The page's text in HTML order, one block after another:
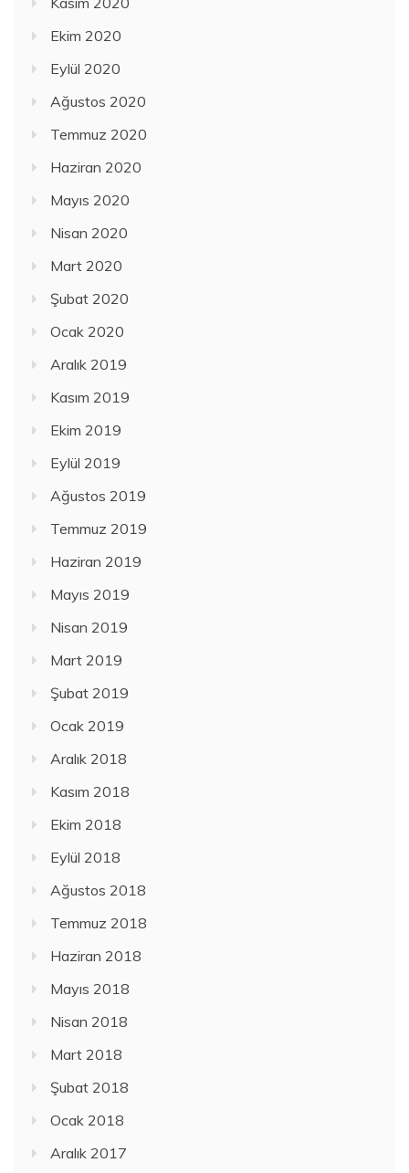
Ekim 2020
Eylül 2020
Ağustos 2020
Temmuz 2020
Haziran 2020
Mayıs 2020
Nisan 2020
Mart 2020
Şubat 2020
Ocak 2020
Aralık 2019
Kasım 2019
Ekim 2019
Eylül 2019
Ağustos 2019
Temmuz 2019
Haziran 2019
Mayıs 2019
Nisan 2019
Mart 2019
Şubat 2019
Ocak 2019
Aralık 2018
Kasım 2018
Ekim 2018
Eylül 2018
Ağustos 2018
Temmuz 2018
Haziran 2018
Mayıs 2018
Nisan 2018
Mart 2018
Şubat 2018
Ocak 2018
Aralık 2017